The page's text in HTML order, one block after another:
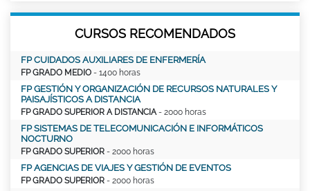
CURSOS RECOMENDADOS
FP CUIDADOS AUXILIARES DE ENFERMERÍA
FP GRADO MEDIO - 1400 horas
FP GESTIÓN Y ORGANIZACIÓN DE RECURSOS NATURALES Y
PAISAJÍSTICOS A DISTANCIA
FP GRADO SUPERIOR A DISTANCIA- 2000 horas
FP SISTEMAS DE TELECOMUNICACIÓN E INFORMÁTICOS
NOCTURNO
FP GRADO SUPERIOR - 2000 horas
FP AGENCIAS DE VIAJES Y GESTIÓN DE EVENTOS
FP GRADO SUPERIOR - 2000 horas